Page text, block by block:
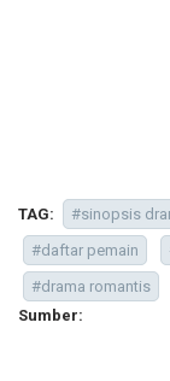
TAG:
#sinopsis
#daftar pemain
#drama romantis
Sumber: